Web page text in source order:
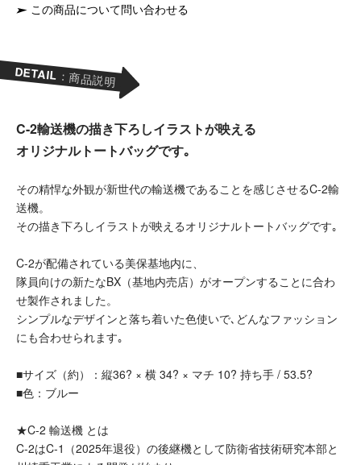
この商品について問い合わせる
DETAIL：商品説明
C-2輸送機の描き下ろしイラストが映える
オリジナルトートバッグです｡
その精悍な外観が新世代の輸送機であることを感じさせるC-2輸
送機。
その描き下ろしイラストが映えるオリジナルトートバッグです｡
C-2が配備されている美保基地内に、
隊員向けの新たなBX（基地内売店）がオープンすることに合わ
せ製作されました。
シンプルなデザインと落ち着いた色使いで､どんなファッション
にも合わせられます｡
■サイズ（約）：縦36? × 横 34? × マチ 10? 持ち手 / 53.5?
■色：ブルー
★C-2 輸送機 とは
C-2はC-1（2025年退役）の後継機として防衛省技術研究本部と